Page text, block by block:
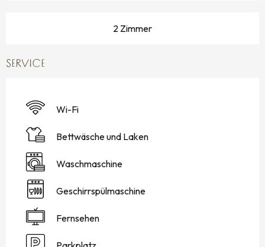
2 Zimmer
SERVICE
Wi-Fi
Bettwäsche und Laken
Waschmaschine
Geschirrspülmaschine
Fernsehen